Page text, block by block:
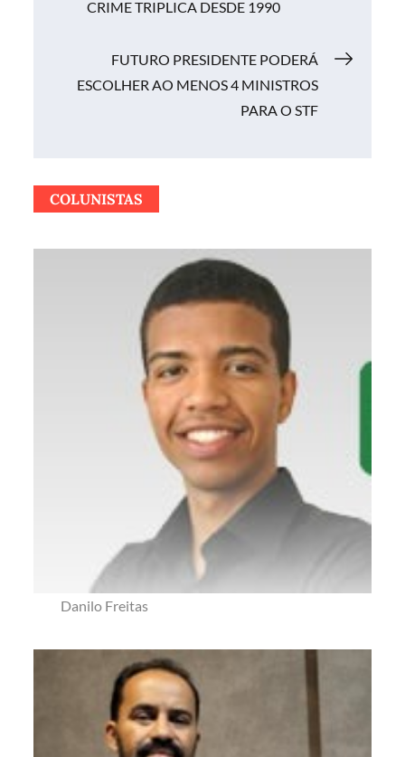
Post
CRIME TRIPLICA DESDE 1990
FUTURO PRESIDENTE PODERÁ
ESCOLHER AO MENOS 4 MINISTROS
PARA O STF
COLUNISTAS
Danilo Freitas